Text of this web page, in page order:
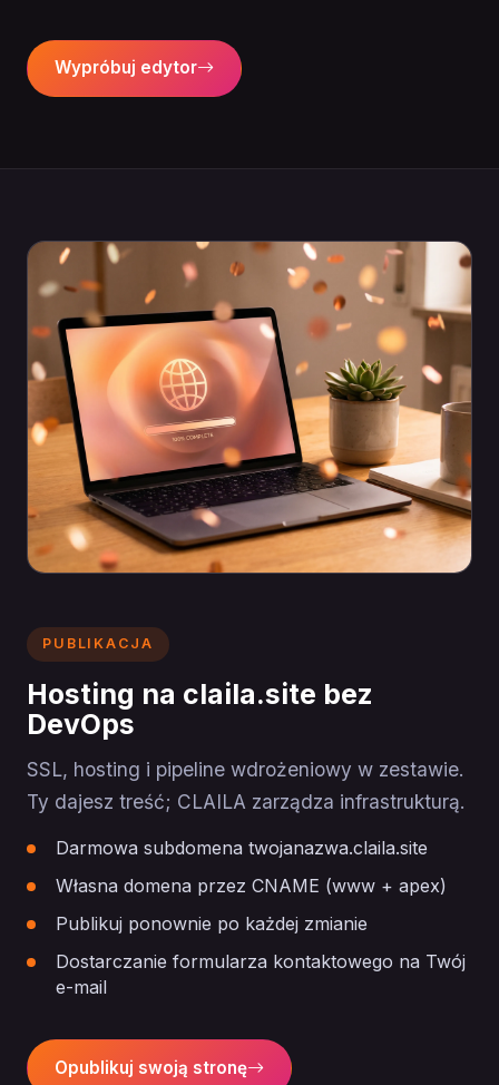
Wypróbuj edytor
PUBLIKACJA
Hosting na claila.site bez
DevOps
SSL, hosting i pipeline wdrożeniowy w zestawie.
Ty dajesz treść; CLAILA zarządza infrastrukturą.
Darmowa subdomena twojanazwa.claila.site
Własna domena przez CNAME (www + apex)
Publikuj ponownie po każdej zmianie
Dostarczanie formularza kontaktowego na Twój
e-mail
Opublikuj swoją stronę